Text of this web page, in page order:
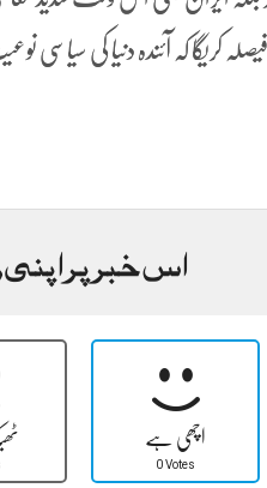
کریگا کہ آئندہ دنیا کی سیاسی
اس خبر پر اپنی
اچھی ہے
0 Votes